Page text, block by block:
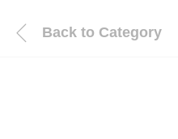
Back to Category